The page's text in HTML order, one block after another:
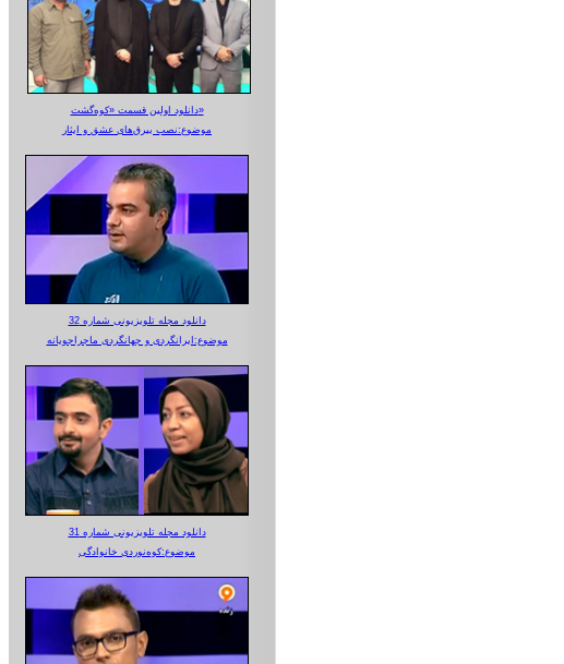
دانلود اولین قسمت «کوه‌گشت»
موضوع:نصب بیرق‌های عشق و ایثار
دانلود مجله تلویزیونی شماره 32
موضوع:ایرانگردی و جهانگردی ماجراجویانه
دانلود مجله تلویزیونی شماره 31
موضوع:کوه‌نوردی خانوادگی